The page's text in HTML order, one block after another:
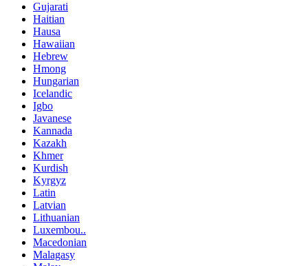
Gujarati
Haitian
Hausa
Hawaiian
Hebrew
Hmong
Hungarian
Icelandic
Igbo
Javanese
Kannada
Kazakh
Khmer
Kurdish
Kyrgyz
Latin
Latvian
Lithuanian
Luxembou..
Macedonian
Malagasy